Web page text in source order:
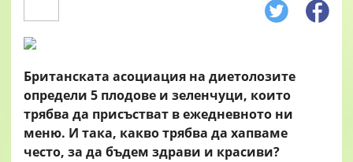
Британската асоциация на диетолозите
определи 5 плодове и зеленчуци, които
трябва да присъстват в ежедневното ни
меню. И така, какво трябва да хапваме
често, за да бъдем здрави и красиви?